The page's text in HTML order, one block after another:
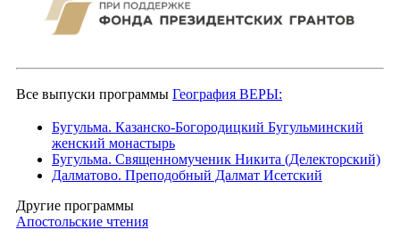
Все выпуски программы География ВЕРЫ:
Бугульма. Казанско-Богородицкий Бугульминский
женский монастырь
Бугульма. Священномученик Никита (Делекторский)
Далматово. Преподобный Далмат Исетский
Другие программы
Апостольские чтения